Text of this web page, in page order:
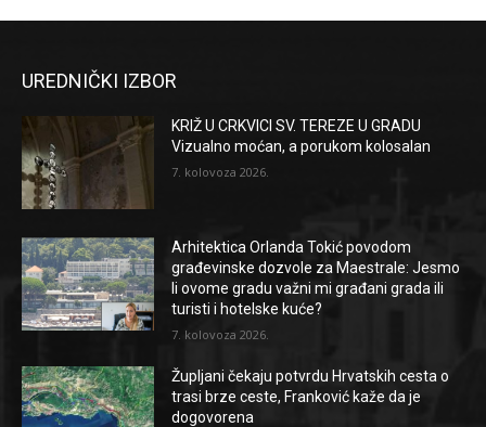
UREDNIČKI IZBOR
KRIŽ U CRKVICI SV. TEREZE U GRADU
Vizualno moćan, a porukom kolosalan
7. kolovoza 2026.
Arhitektica Orlanda Tokić povodom
građevinske dozvole za Maestrale: Jesmo
li ovome gradu važni mi građani grada ili
turisti i hotelske kuće?
7. kolovoza 2026.
Župljani čekaju potvrdu Hrvatskih cesta o
trasi brze ceste, Franković kaže da je
dogovorena